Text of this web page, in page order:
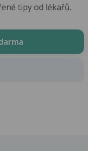
tipy od lékařů.